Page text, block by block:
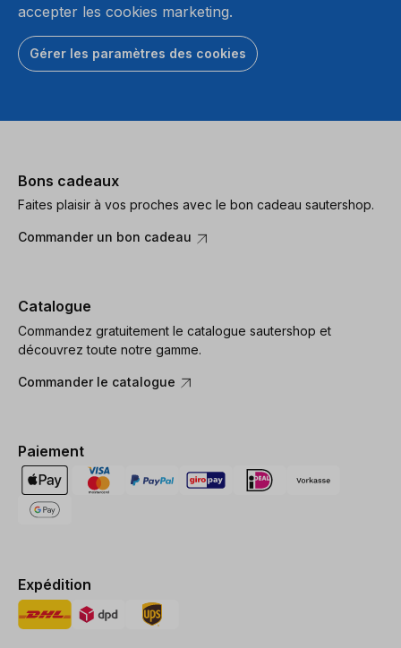
accepter les cookies marketing.
Gérer les paramètres des cookies
Bons cadeaux
Faites plaisir à vos proches avec le bon cadeau sautershop.
Commander un bon cadeau
Catalogue
Commandez gratuitement le catalogue sautershop et
découvrez toute notre gamme.
Commander le catalogue
Paiement
Expédition